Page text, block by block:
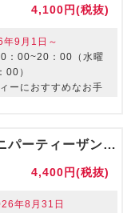
4,100円(税抜)
年9月1日～
：00~20：00（水曜
00）
ーにおすすめなお手
【札幌限定】ミニパーティーザンギセット【ご利用期間：9/1～】
4,400円(税抜)
年8月31日